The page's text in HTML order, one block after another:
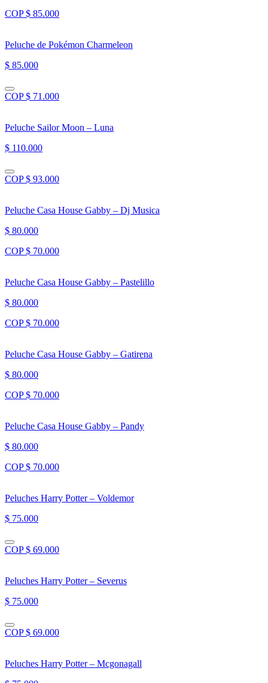
COP $ 85.000
Peluche de Pokémon Charmeleon
$ 85.000
COP $ 71.000
Peluche Sailor Moon – Luna
$ 110.000
COP $ 93.000
Peluche Casa House Gabby – Dj Musica
$ 80.000
COP $ 70.000
Peluche Casa House Gabby – Pastelillo
$ 80.000
COP $ 70.000
Peluche Casa House Gabby – Gatirena
$ 80.000
COP $ 70.000
Peluche Casa House Gabby – Pandy
$ 80.000
COP $ 70.000
Peluches Harry Potter – Voldemor
$ 75.000
COP $ 69.000
Peluches Harry Potter – Severus
$ 75.000
COP $ 69.000
Peluches Harry Potter – Mcgonagall